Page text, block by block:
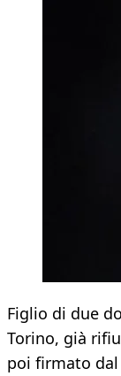
Figlio di due
Torino, già
poi firmato